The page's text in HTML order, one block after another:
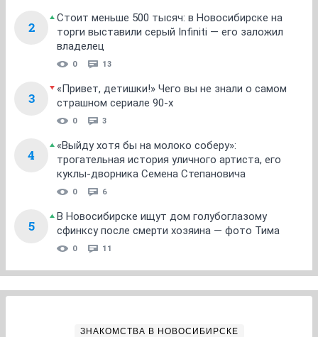
2
Стоит меньше 500 тысяч: в Новосибирске на
торги выставили серый Infiniti — его заложил
владелец
0 13
3
«Привет, детишки!» Чего вы не знали о самом
страшном сериале 90-х
0 3
4
«Выйду хотя бы на молоко соберу»:
трогательная история уличного артиста, его
куклы-дворника Семена Степановича
0 6
5
В Новосибирске ищут дом голубоглазому
сфинксу после смерти хозяина — фото Тима
0 11
ЗНАКОМСТВА В НОВОСИБИРСКЕ